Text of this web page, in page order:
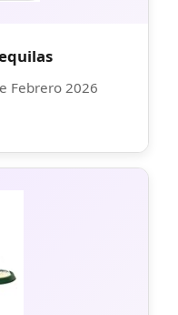
Febrero 2026